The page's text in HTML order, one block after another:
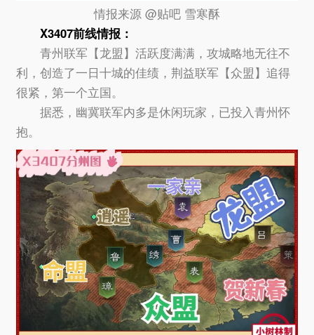
情报来源 @贴吧 雪寒酥
X3407前线情报：
青州联军【龙盟】活跃度满满，攻城略地无往不
利，创造了一日十城的佳绩，荆益联军【众盟】追得
很紧，第一个立国。
据悉，幽冀联军内多是休闲玩家，已投入青州怀
抱。